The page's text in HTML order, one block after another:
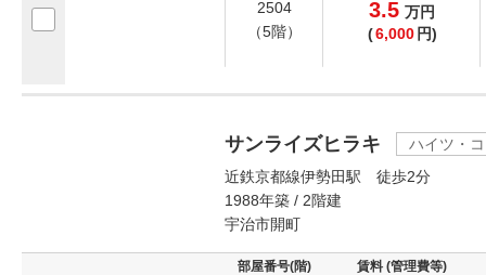
2504
（5階）
3.5 万円
(6,000 円)
サンライズヒラキ
ハイツ・
近鉄京都線伊勢田駅 徒歩2分
1988年築 / 2階建
宇治市開町
部屋番号(階) 賃料 (管理費等)